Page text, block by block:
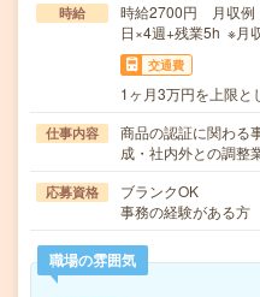
時給
時給2700円 月収例
日×4週+残業5h ※月
交通費
1ヶ月3万円を上限と
仕事内容
商品の認証に関わる
成・社内外との調整
応募資格
ブランクOK
事務の経験がある方
職場の雰囲気